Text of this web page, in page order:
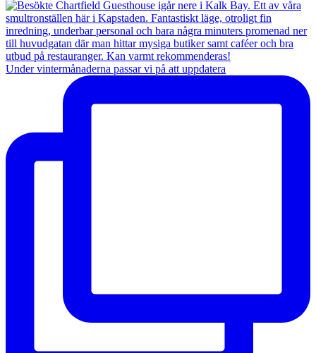
Under vintermånaderna passar vi på att uppdatera